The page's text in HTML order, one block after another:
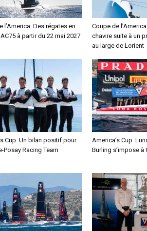
l’America. Des régates en
à partir du 22 mai 2027
Coupe de
chavire suite à un
au large de Lorient
Cup. Un bilan positif pour
Posay Racing Team
America’s Cup.
Burling s’impose à